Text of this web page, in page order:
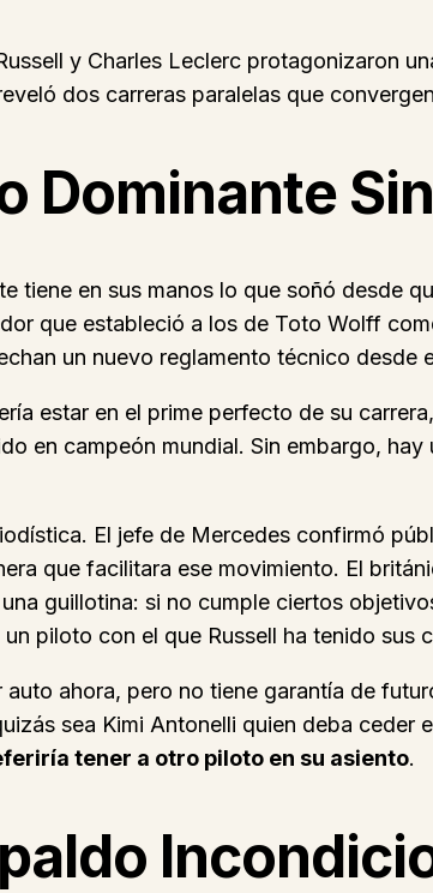
y Charles Leclerc protagonizaron
dos carreras paralelas que
Dominante
tiene en sus manos lo que soñó desde
que estableció a los de Toto Wolff
un nuevo reglamento técnico desde
estar en el prime perfecto de su
en campeón mundial. Sin embargo,
El jefe de Mercedes confirmó
que facilitara ese movimiento. El
guillotina: si no cumple ciertos
un piloto con el que Russell ha tenido sus
auto ahora, pero no tiene garantía de
sea Kimi Antonelli quien deba ceder
tener a otro piloto en su asiento.